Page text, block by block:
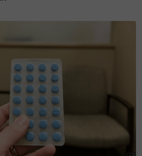
menghalang kami kerana dia
kami," kata salah seorang
Natalie dan Nadege
sudah biasa berkongsi
sejak kanak-kanak.
bukanlah sesuatu yang